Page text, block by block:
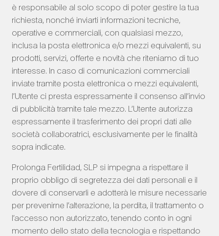
è responsabile al solo scopo di poter gestire la tua
richiesta, nonché inviarti informazioni tecniche,
operative e commerciali, con qualsiasi mezzo,
inclusa la posta elettronica e/o mezzi equivalenti, su
prodotti, servizi, offerte e novità che riteniamo di tuo
interesse. In caso di comunicazioni commerciali
inviate tramite posta elettronica o mezzi equivalenti,
l’Utente ci presta espressamente il consenso all’invio
di pubblicità tramite tale mezzo. L’Utente autorizza
espressamente il trasferimento dei propri dati alle
società collaboratrici, esclusivamente per le finalità
sopra indicate.
Prolonga Fertilidad, SLP si impegna a rispettare il
proprio obbligo di segretezza dei dati personali e il
dovere di conservarli e adotterà le misure necessarie
per prevenirne l’alterazione, la perdita, il trattamento o
l’accesso non autorizzato, tenendo conto in ogni
momento dello stato della tecnologia e rispettando